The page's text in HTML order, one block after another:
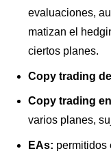
evaluaciones,
matizan el
ciertos planes.
Copy trading
Copy trading
varios planes,
EAs: permitidos